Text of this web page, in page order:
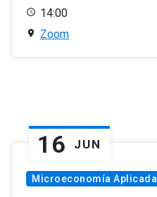
14:00
Zoom
16 JUN
Microeconomía Aplicada